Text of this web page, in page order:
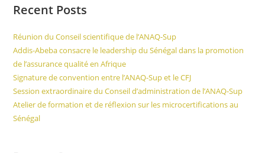
Recent Posts
Réunion du Conseil scientifique de l’ANAQ-Sup
Addis-Abeba consacre le leadership du Sénégal dans la promotion
de l’assurance qualité en Afrique
Signature de convention entre l’ANAQ-Sup et le CFJ
Session extraordinaire du Conseil d’administration de l’ANAQ-Sup
Atelier de formation et de réflexion sur les microcertifications au
Sénégal